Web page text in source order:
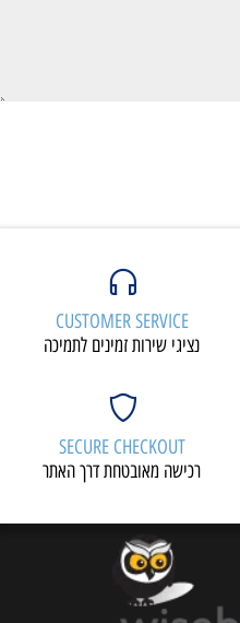
CUSTOMER SERVICE
נציגי שירות זמינים לתמיכה
SECURE CHECKOUT
רכישה מאובטחת דרך האתר